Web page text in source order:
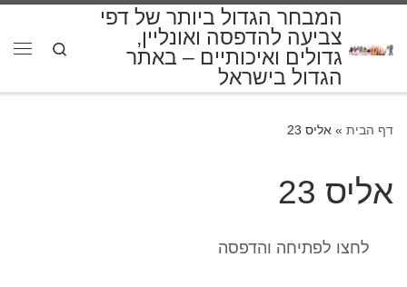
המבחר הגדול ביותר של דפי
צביעה להדפסה ואונליין,
גדולים ואיכותיים – באתר
הגדול בישראל
Search
דף הבית » אליס 23
אליס 23
לחצו לפתיחה והדפסה